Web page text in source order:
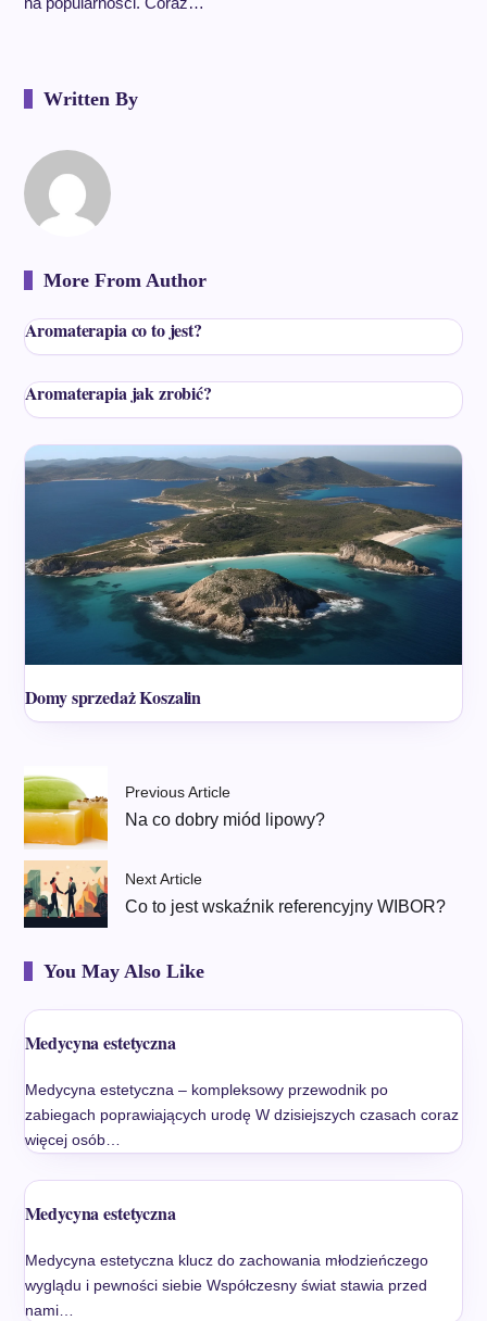
Written By
More From Author
Aromaterapia co to jest?
Aromaterapia jak zrobić?
Domy sprzedaż Koszalin
Previous Article
Na co dobry miód lipowy?
Next Article
Co to jest wskaźnik referencyjny WIBOR?
You May Also Like
Medycyna estetyczna
Medycyna estetyczna – kompleksowy przewodnik po
zabiegach poprawiających urodę W dzisiejszych czasach coraz
więcej osób…
Medycyna estetyczna
Medycyna estetyczna klucz do zachowania młodzieńczego
wyglądu i pewności siebie Współczesny świat stawia przed
nami…